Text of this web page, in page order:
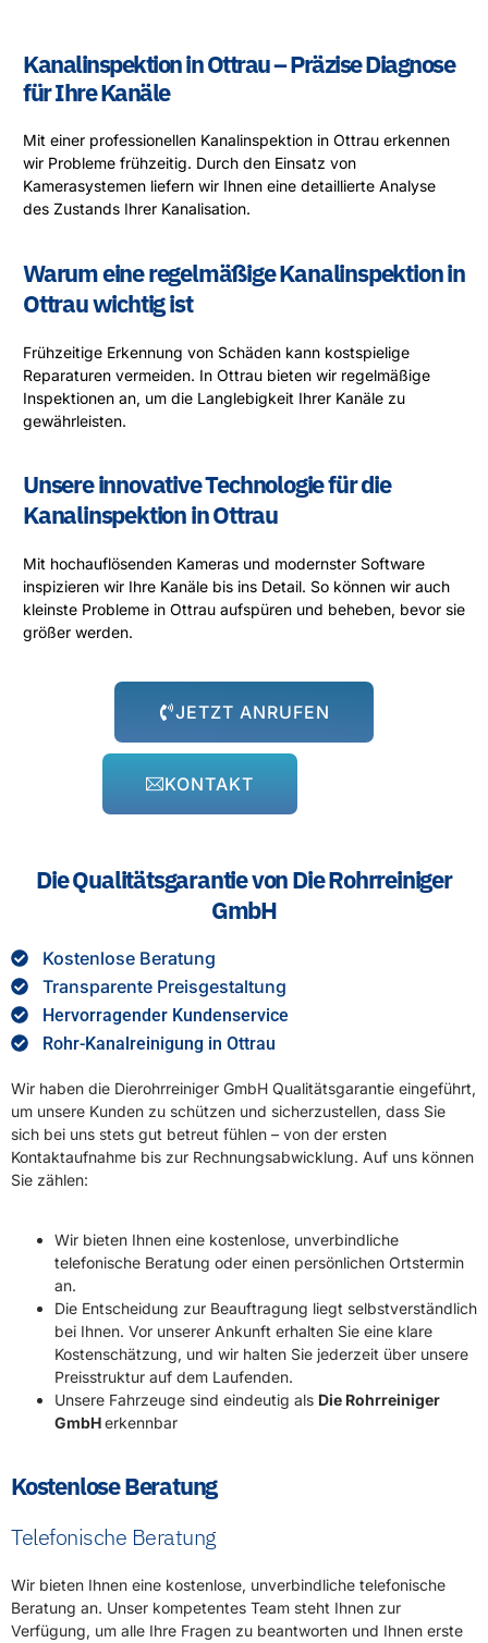
Kanalinspektion in Ottrau – Präzise Diagnose
für Ihre Kanäle
Mit einer professionellen Kanalinspektion in Ottrau erkennen
wir Probleme frühzeitig. Durch den Einsatz von
Kamerasystemen liefern wir Ihnen eine detaillierte Analyse
des Zustands Ihrer Kanalisation.
Warum eine regelmäßige Kanalinspektion in
Ottrau wichtig ist
Frühzeitige Erkennung von Schäden kann kostspielige
Reparaturen vermeiden. In Ottrau bieten wir regelmäßige
Inspektionen an, um die Langlebigkeit Ihrer Kanäle zu
gewährleisten.
Unsere innovative Technologie für die
Kanalinspektion in Ottrau
Mit hochauflösenden Kameras und modernster Software
inspizieren wir Ihre Kanäle bis ins Detail. So können wir auch
kleinste Probleme in Ottrau aufspüren und beheben, bevor sie
größer werden.
JETZT ANRUFEN
KONTAKT
Die Qualitätsgarantie von Die Rohrreiniger
GmbH
Kostenlose Beratung
Transparente Preisgestaltung
Hervorragender Kundenservice
Rohr-Kanalreinigung in Ottrau
Wir haben die Dierohrreiniger GmbH Qualitätsgarantie eingeführt,
um unsere Kunden zu schützen und sicherzustellen, dass Sie
sich bei uns stets gut betreut fühlen – von der ersten
Kontaktaufnahme bis zur Rechnungsabwicklung. Auf uns können
Sie zählen:
Wir bieten Ihnen eine kostenlose, unverbindliche
telefonische Beratung oder einen persönlichen Ortstermin
an.
Die Entscheidung zur Beauftragung liegt selbstverständlich
bei Ihnen. Vor unserer Ankunft erhalten Sie eine klare
Kostenschätzung, und wir halten Sie jederzeit über unsere
Preisstruktur auf dem Laufenden.
Unsere Fahrzeuge sind eindeutig als Die Rohrreiniger
GmbHerkennbar
Kostenlose Beratung
Telefonische Beratung
Wir bieten Ihnen eine kostenlose, unverbindliche telefonische
Beratung an. Unser kompetentes Team steht Ihnen zur
Verfügung, um alle Ihre Fragen zu beantworten und Ihnen erste